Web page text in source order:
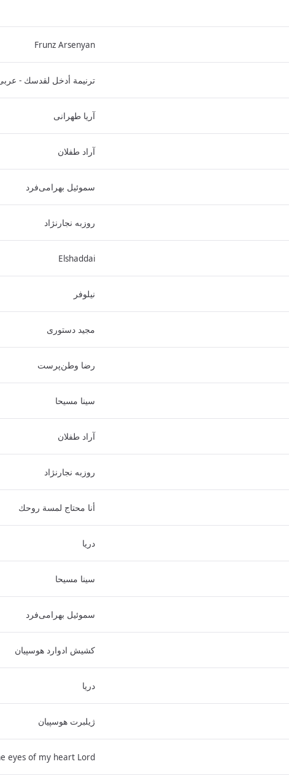
Frunz Arsenyan
ترنيمة أدخل لقدسك -
آریا طهرانی
آراد طفلان
سموئیل بهرامی‌فرد
روزبه نجارنژاد
Elshaddai
نیلوفر
مجید دستوری
رضا وطن‌پرست
سینا مسیحا
آراد طفلان
روزبه نجارنژاد
أنا محتاج لمسة روحك
دریا
سینا مسیحا
سموئیل بهرامی‌فرد
کشیش ادوارد هوسپیان
دریا
ژیلبرت هوسپیان
eyes of my heart Lord